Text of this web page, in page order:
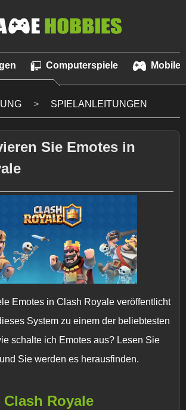
Computerspiele Mobile
SPIELANLEITUNGEN
Sie Emotes in
Emotes in Clash Royale veröffentlicht
System zu einem der beliebtesten
schalte ich Emotes aus? Lesen Sie
Sie werden es herausfinden.
Royale